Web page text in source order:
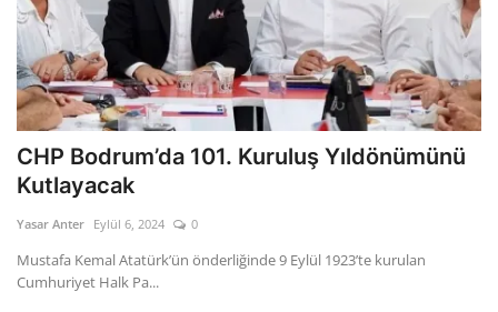
CHP Bodrum’da 101. Kuruluş Yıldönümünü
Kutlayacak
Yasar Anter Eylül 6, 2024 0
Mustafa Kemal Atatürk’ün önderliğinde 9 Eylül 1923’te kurulan
Cumhuriyet Halk Pa...